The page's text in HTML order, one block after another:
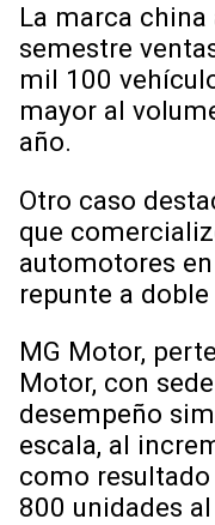
La marca
semestre
mil 100
mayor al
año.
Otro caso
que
automotores
repunte a
MG Motor,
Motor, con
desempeño
escala, al
como
800 unidades